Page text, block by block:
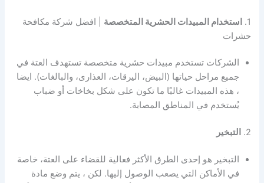
1. استخدام المبيدات الحشرية المتخصصة | افضل شركة مكافحة
حشرات
الشركات تستخدم مبيدات حشرية متخصصة تستهدف العتة في
جميع مراحل حياتها (البيض، اليرقات، العذارى، والبالغات). ايضا
، هذه المبيدات غالبًا ما تكون على شكل بخاخات أو ضباب
يُستخدم في المناطق المصابة.
2. التبخير
التبخير هو إحدى الطرق الأكثر فعالية للقضاء على العتة، خاصة
في الأماكن التي يصعب الوصول إليها. لكن ، يتم وضع مادة